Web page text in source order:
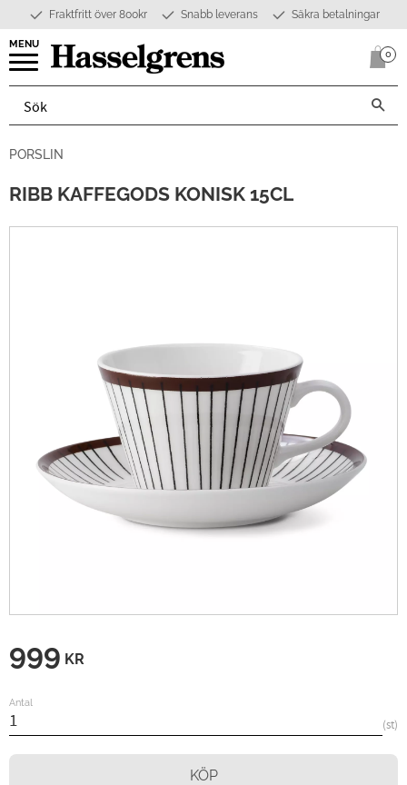
Meny
Fraktfritt över 800kr Snabb leverans Säkra betalningar
0
PORSLIN
RIBB KAFFEGODS KONISK 15CL
999 KR
Antal
st
KÖP